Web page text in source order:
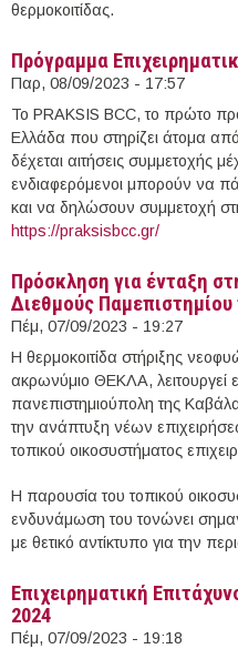
θερμοκοιτίδας.
Πρόγραμμα
Παρ, 08/09/2023 - 17:57
Το PRAKSIS BCC, το πρώτο
Ελλάδα που στηρίζει άτομα
δέχεται αιτήσεις συμμετοχής
ενδιαφερόμενοι μπορούν να
και να δηλώσουν συμμετοχή
https://praksisbcc.gr/
Πρόσκληση για ένταξη
Διεθμούς
Πέμ, 07/09/2023 - 19:27
Η θερμοκοιτίδα στήριξης
ακρωνύμιο ΘΕΚΛΑ, λειτουργεί
πανεπιστημιούπολη της
την ανάπτυξη νέων
τοπικού οικοσυστήματος
Η παρουσία του τοπικού
ενδυνάμωση του τονώνει
με θετικό αντίκτυπο για την
Επιχειρηματική
2024
Πέμ, 07/09/2023 - 19:18